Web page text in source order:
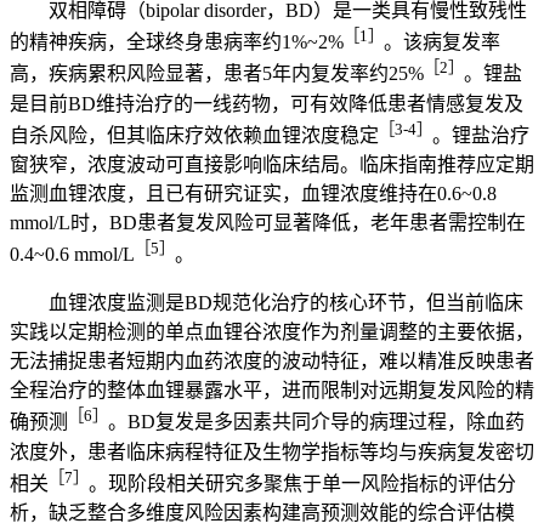
双相障碍（bipolar disorder，BD）是一类具有慢性致残性
的精神疾病，全球终身患病率约1%~2% ［1］ 。该病复发率
高，疾病累积风险显著，患者5年内复发率约25% ［2］ 。锂盐
是目前BD维持治疗的一线药物，可有效降低患者情感复发及
自杀风险，但其临床疗效依赖血锂浓度稳定 ［3-4］ 。锂盐治疗
窗狭窄，浓度波动可直接影响临床结局。临床指南推荐应定期
监测血锂浓度，且已有研究证实，血锂浓度维持在0.6~0.8
mmol/L时，BD患者复发风险可显著降低，老年患者需控制在
0.4~0.6 mmol/L ［5］ 。
血锂浓度监测是BD规范化治疗的核心环节，但当前临床
实践以定期检测的单点血锂谷浓度作为剂量调整的主要依据，
无法捕捉患者短期内血药浓度的波动特征，难以精准反映患者
全程治疗的整体血锂暴露水平，进而限制对远期复发风险的精
确预测
［6］ 。BD复发是多因素共同介导的病理过程，除血药
浓度外，患者临床病程特征及生物学指标等均与疾病复发密切
相关 ［7］ 。现阶段相关研究多聚焦于单一风险指标的评估分
析，缺乏整合多维度风险因素构建高预测效能的综合评估模